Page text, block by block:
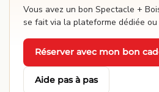
Vous avez un bon Spectacle +
se fait via la plateforme dédiée ou
Réserver avec mon bon
· Aide pas à pas